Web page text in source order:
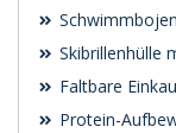
Skibrillenhülle
Faltbare
Protein-